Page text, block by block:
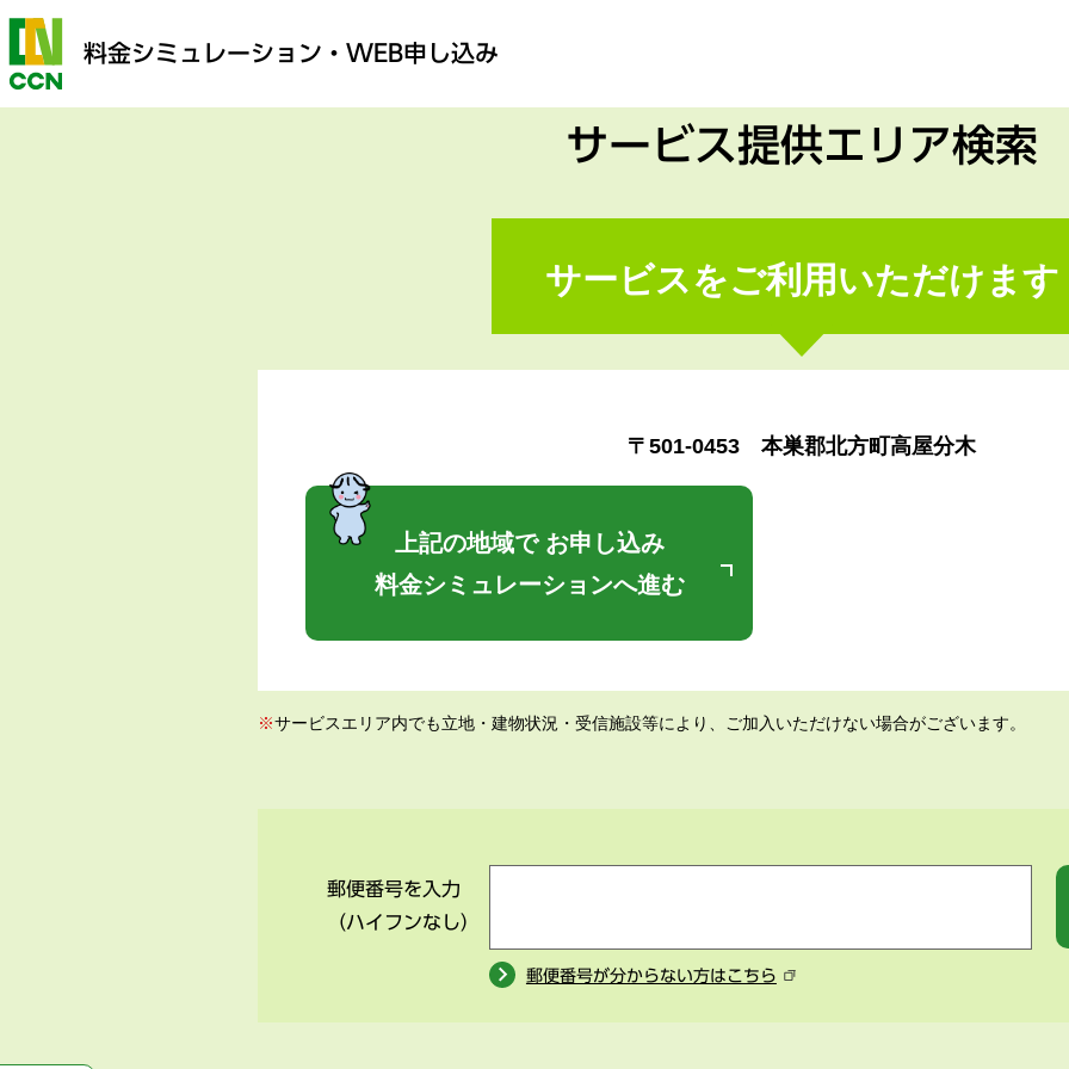
料金シミュレーション ・WEB申し込み
サービス提供エリア検索
サービスをご利用いただけます
〒501-0453 本巣郡北方町高屋分木
上記の地域で お申し込み
料金シミュレーションへ進む
※サービスエリア内でも立地・建物状況・受信施設等により、ご加入いただけない場合がございます。
郵便番号を入力
（ハイフンなし）
郵便番号が分からない方はこちら